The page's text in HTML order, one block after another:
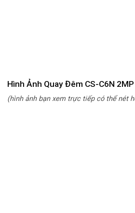
Hình Ảnh Quay Đêm CS-C6N 2MP
(hình ảnh bạn xem trực tiếp có thể nét